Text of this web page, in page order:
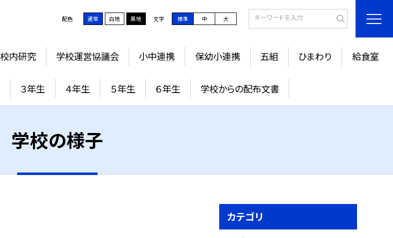
配色 通常 白地 黒地 文字 標準 中 大
校内研究 学校運営協議会 小中連携 保幼小連携 五組 ひまわり 給食室
３年生 ４年生 ５年生 ６年生 学校からの配布文書
学校の様子
カテゴリ